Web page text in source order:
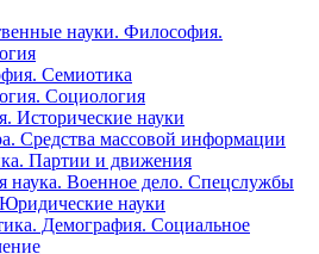
науки. Философия.
Семиотика
Социология
Исторические науки
Средства массовой информации
Партии и движения
наука. Военное дело. Спецслужбы
науки
Демография. Социальное